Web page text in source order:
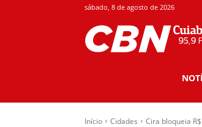
sábado, 8 de agosto de 2026
Início Cidades Cira bloqueia